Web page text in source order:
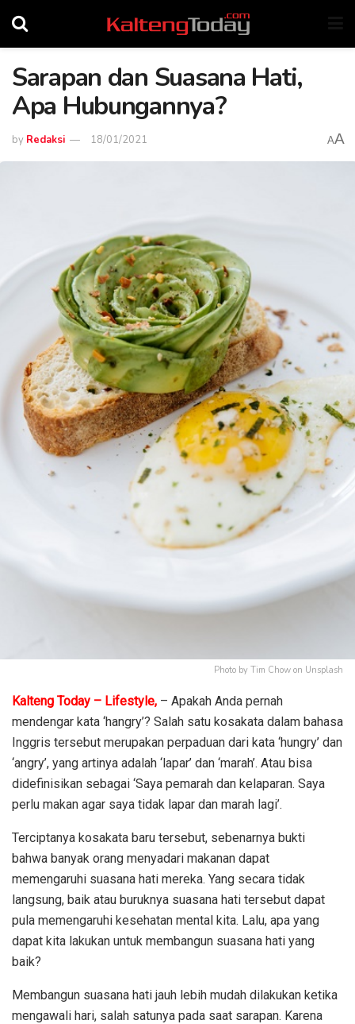
Sarapan dan Suasana Hati,
Apa Hubungannya?
by Redaksi 18/01/2021 AA
Photo by Tim Chow on Unsplash
Kalteng Today – Lifestyle, – Apakah Anda pernah
mendengar kata ‘hangry’? Salah satu kosakata dalam bahasa
Inggris tersebut merupakan perpaduan dari kata ‘hungry’ dan
‘angry’, yang artinya adalah ‘lapar’ dan ‘marah’. Atau bisa
didefinisikan sebagai ‘Saya pemarah dan kelaparan. Saya
perlu makan agar saya tidak lapar dan marah lagi’.
Terciptanya kosakata baru tersebut, sebenarnya bukti
bahwa banyak orang menyadari makanan dapat
memengaruhi suasana hati mereka. Yang secara tidak
langsung, baik atau buruknya suasana hati tersebut dapat
pula memengaruhi kesehatan mental kita. Lalu, apa yang
dapat kita lakukan untuk membangun suasana hati yang
baik?
Membangun suasana hati jauh lebih mudah dilakukan ketika
mengawali hari, salah satunya pada saat sarapan. Karena